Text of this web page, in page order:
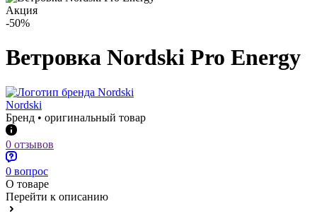
Акция
-50%
Ветровка Nordski Pro Energy
Nordski
Бренд • оригинальный товар
0 отзывов
0 вопрос
О товаре
Перейти к описанию